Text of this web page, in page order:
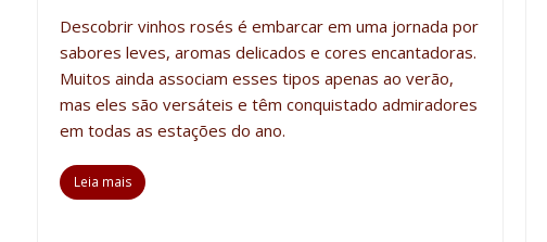
Descobrir vinhos rosés é embarcar em uma jornada por
sabores leves, aromas delicados e cores encantadoras.
Muitos ainda associam esses tipos apenas ao verão,
mas eles são versáteis e têm conquistado admiradores
em todas as estações do ano.
Leia mais